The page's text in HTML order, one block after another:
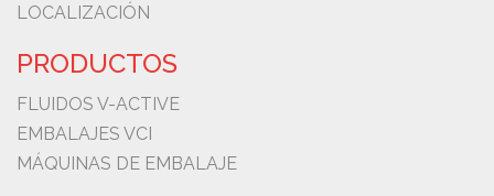
LOCALIZACIÓN
PRODUCTOS
FLUIDOS V-ACTIVE
EMBALAJES VCI
MÁQUINAS DE EMBALAJE